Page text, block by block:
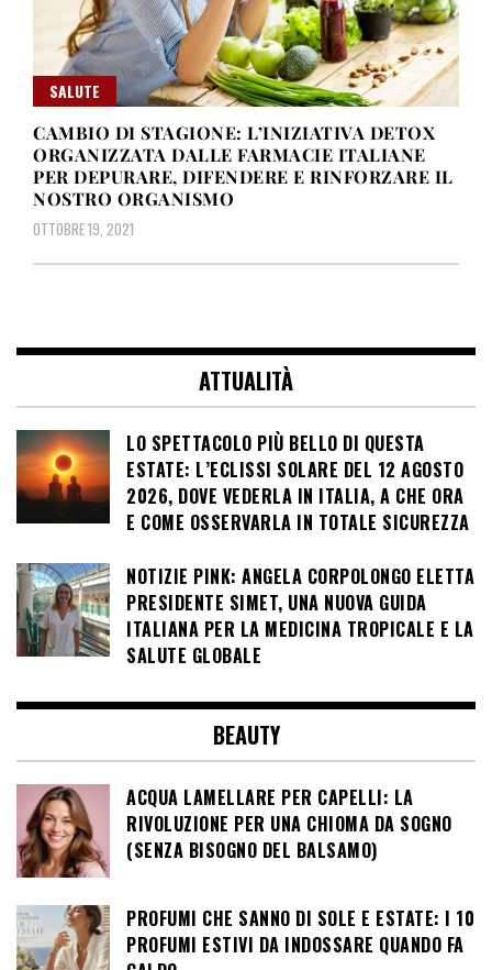
SALUTE
CAMBIO DI STAGIONE: L’INIZIATIVA DETOX
ORGANIZZATA DALLE FARMACIE ITALIANE
PER DEPURARE, DIFENDERE E RINFORZARE IL
NOSTRO ORGANISMO
OTTOBRE 19, 2021
ATTUALITÀ
LO SPETTACOLO PIÙ BELLO DI QUESTA
ESTATE: L’ECLISSI SOLARE DEL 12 AGOSTO
2026, DOVE VEDERLA IN ITALIA, A CHE ORA
E COME OSSERVARLA IN TOTALE SICUREZZA
NOTIZIE PINK: ANGELA CORPOLONGO ELETTA
PRESIDENTE SIMET, UNA NUOVA GUIDA
ITALIANA PER LA MEDICINA TROPICALE E LA
SALUTE GLOBALE
BEAUTY
ACQUA LAMELLARE PER CAPELLI: LA
RIVOLUZIONE PER UNA CHIOMA DA SOGNO
(SENZA BISOGNO DEL BALSAMO)
PROFUMI CHE SANNO DI SOLE E ESTATE: I 10
PROFUMI ESTIVI DA INDOSSARE QUANDO FA